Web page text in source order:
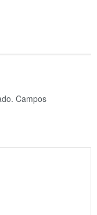
Campos